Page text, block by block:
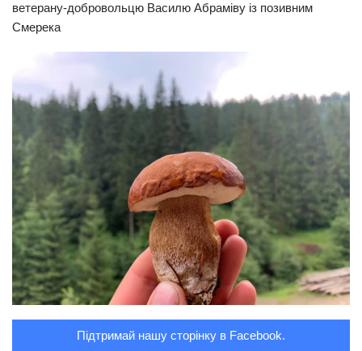
ветерану-добровольцю Василю Абраміву із позивним
Смерека
Підтримай нашу сторінку в Facebook.